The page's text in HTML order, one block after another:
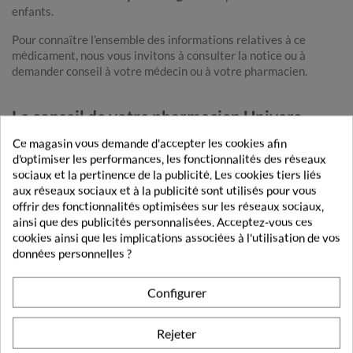
enfants.
Pour connaître l’ensemble des informations relatives à ce
médicament, nous vous invitons à consulter la notice ou à
demander conseil à votre médecin ou à votre pharmacien.
Le conseil de votre pharmacien Univers
Pharmacie
Le Mucomyst, également connu sous le nom de N-
acétylcystéine, est un médicament utilisé dans letraitement de
différentes affections respiratoires.Le médicament Mucomyst
200 mg, est généralement disponible sous forme de comprimés
ou de gélules.
Le principal ingrédient actif du Mucomyst est la
médicament a plusieurs mécanismes d'action bénéfiques dans le
traitement des affections respiratoires.
agit comme un expectorant.
facilite l'expulsion des sécrétions et des mucosités des voies
Ce magasin vous demande d'accepter les cookies afin
d'optimiser les performances, les fonctionnalités des réseaux
sociaux et la pertinence de la publicité. Les cookies tiers liés
aux réseaux sociaux et à la publicité sont utilisés pour vous
offrir des fonctionnalités optimisées sur les réseaux sociaux,
ainsi que des publicités personnalisées. Acceptez-vous ces
cookies ainsi que les implications associées à l'utilisation de vos
données personnelles ?
Configurer
Rejeter